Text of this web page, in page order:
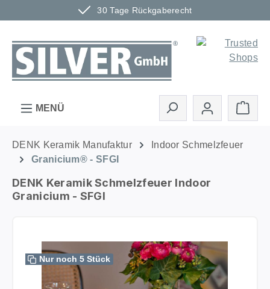
30 Tage Rückgaberecht
Zum Hauptinhalt springen
MENÜ
DENK Keramik Manufaktur
Indoor Schmelzfeuer
Granicium® - SFGI
DENK Keramik Schmelzfeuer Indoor
Granicium - SFGI
Bildergalerie überspringen
Nur noch 5 Stück